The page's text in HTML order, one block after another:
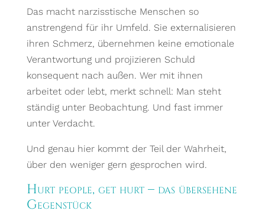
Das macht narzisstische Menschen so
anstrengend für ihr Umfeld. Sie externalisieren
ihren Schmerz, übernehmen keine emotionale
Verantwortung und projizieren Schuld
konsequent nach außen. Wer mit ihnen
arbeitet oder lebt, merkt schnell: Man steht
ständig unter Beobachtung. Und fast immer
unter Verdacht.
Und genau hier kommt der Teil der Wahrheit,
über den weniger gern gesprochen wird.
Hurt people, get hurt – das übersehene
Gegenstück